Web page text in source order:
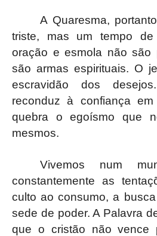
A Quaresma,
triste, mas um tempo de
oração e esmola não são
são armas espirituais. O
escravidão dos
reconduz à confiança
quebra o egoísmo que
mesmos.
Vivemos num
constantemente as
culto ao consumo, a
sede de poder. A Palavra
que o cristão não vence